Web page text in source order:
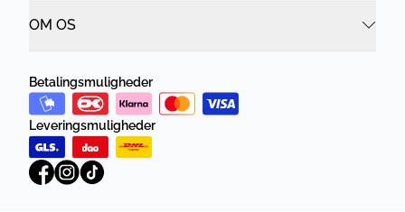
OM OS
Betalingsmuligheder
Leveringsmuligheder